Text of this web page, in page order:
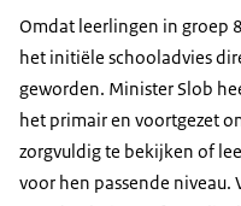
Omdat leerlingen in groep
het initiële schooladvies
geworden. Minister Slob
het primair en voortgezet
zorgvuldig te bekijken of
voor hen passende